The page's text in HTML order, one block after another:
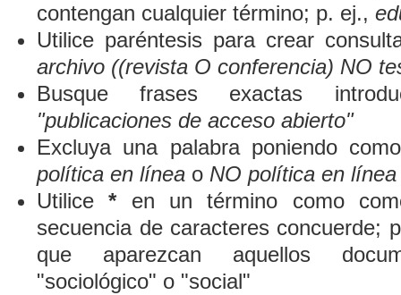
contengan cualquier término; p. ej.,
Utilice paréntesis para crear
archivo ((revista O conferencia) NO
Busque frases exactas
"publicaciones de acceso abierto"
Excluya una palabra poniendo
política en línea o NO política en línea
Utilice* en un término como
secuencia de caracteres concuerde;
que aparezcan aquellos
"sociológico" o "social"